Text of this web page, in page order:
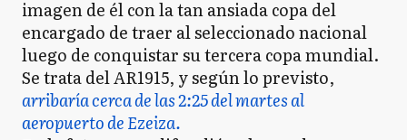
imagen de él con la tan ansiada copa del
encargado de traer al seleccionado nacional
luego de conquistar su tercera copa mundial.
Se trata del AR1915, y según lo previsto,
arribaría cerca de las 2:25 del martes al
aeropuerto de Ezeiza.